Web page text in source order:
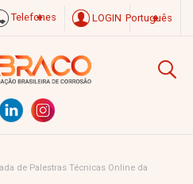
Telefones LOGIN Português
de Palestras Técnicas Online da